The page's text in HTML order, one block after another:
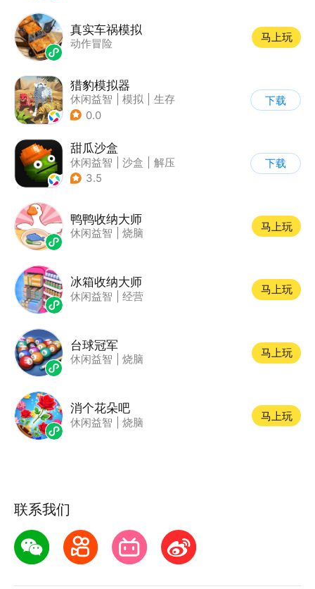
真实车祸模拟
动作冒险
马上玩
猎豹模拟器
休闲益智 模拟
生存
| 写实
0.0
下载
甜瓜沙盒
休闲益智 沙盒
解压
| 像素风
3.5
下载
鸭鸭收纳大师
休闲益智 烧脑
马上玩
冰箱收纳大师
休闲益智 经营
马上玩
台球冠军
休闲益智 烧脑
马上玩
消个花朵吧
休闲益智 烧脑
马上玩
联系我们